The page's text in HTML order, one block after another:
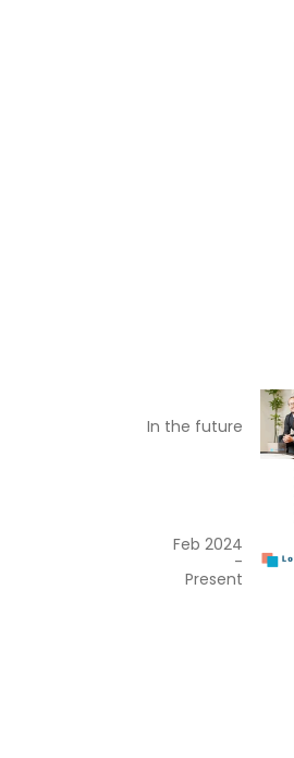
In the future
Feb 2024
-
Present